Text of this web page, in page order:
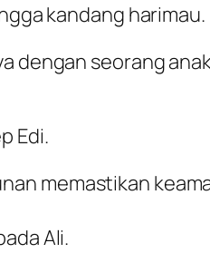
kandang harimau.
dengan seorang
Edi.
memastikan
Ali.